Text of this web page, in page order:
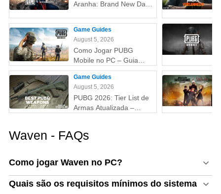
Aranha: Brand New Day
que você precisa saber!
Game Guides
August 5, 2026
Como Jogar PUBG
Mobile no PC – Guia
Passo a Passo com
Emulador (Atualizado
2026)
Game Guides
August 5, 2026
PUBG 2026: Tier List de
Armas Atualizada –
Waven - FAQs
Como jogar Waven no PC?
Quais são os requisitos mínimos do sistema